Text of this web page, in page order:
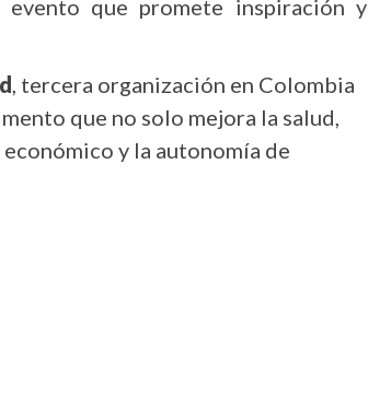
evento que promete inspiración y
, tercera organización en Colombia
que no solo mejora la salud,
y la autonomía de